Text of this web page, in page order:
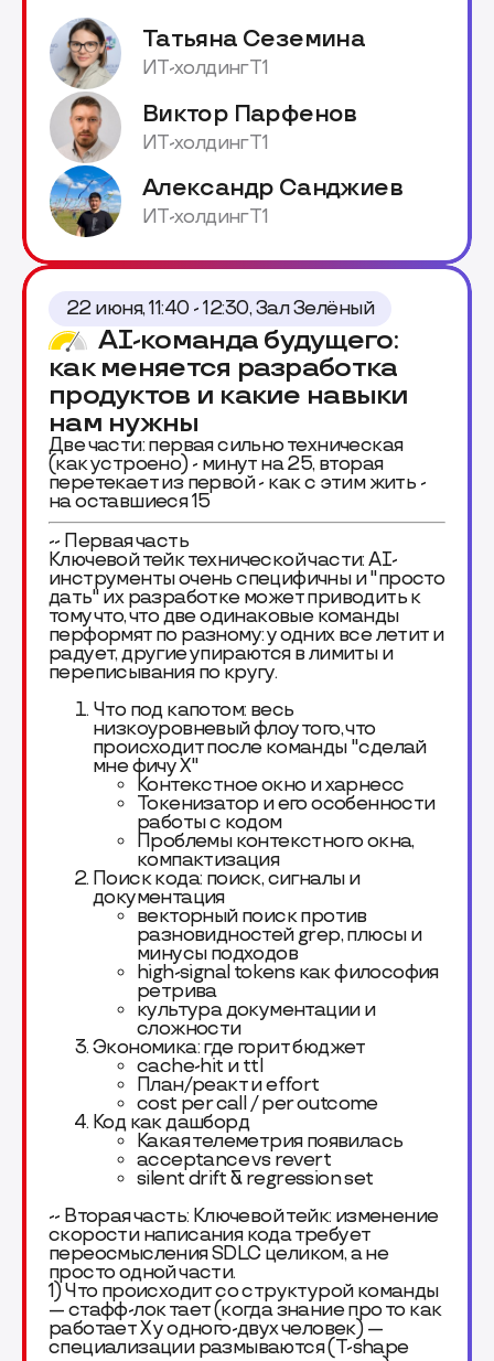
Татьяна Сеземина
ИТ-холдинг Т1
Виктор Парфенов
ИТ-холдинг Т1
Александр Санджиев
ИТ-холдинг Т1
22 июня, 11:40 - 12:30, Зал Зелёный
AI-команда будущего:
как меняется разработка
продуктов и какие навыки
нам нужны
Две части: первая сильно техническая
(как устроено) - минут на 25, вторая
перетекает из первой - как с этим жить -
на оставшиеся 15
-- Первая часть
Ключевой тейк технической части: AI-
инструменты очень специфичны и "просто
дать" их разработке может приводить к
тому что, что две одинаковые команды
перформят по разному: у одних все летит и
радует, другие упираются в лимиты и
переписывания по кругу.
Что под капотом: весь
низкоуровневый флоу того, что
происходит после команды "сделай
мне фичу Х"
Контекстное окно и харнесс
Токенизатор и его особенности
работы с кодом
Проблемы контекстного окна,
компактизация
Поиск кода: поиск, сигналы и
документация
векторный поиск против
разновидностей grep, плюсы и
минусы подходов
high-signal tokens как философия
ретрива
культура документации и
сложности
Экономика: где горит бюджет
cache-hit и ttl
План/реакт и effort
cost per call / per outcome
Код как дашборд
Какая телеметрия появилась
acceptance vs revert
silent drift & regression set
-- Вторая часть: Ключевой тейк: изменение
скорости написания кода требует
переосмысления SDLC целиком, а не
просто одной части.
1) Что происходит со структурой команды
— стафф-лок тает (когда знание про то как
работает Х у одного-двух человек) —
специализации размываются (T-shape